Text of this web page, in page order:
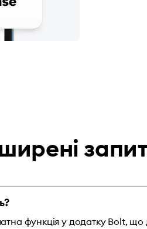
функція у додатку Bolt, що